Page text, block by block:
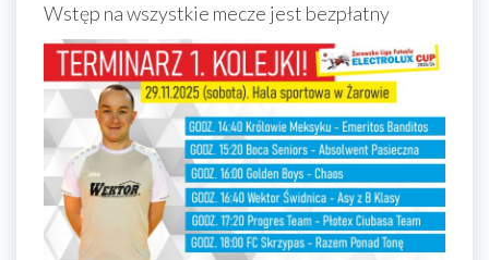
Wstęp na wszystkie mecze jest bezpłatny